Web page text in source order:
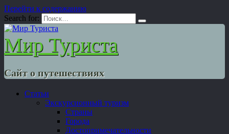
Перейти к содержанию
Search for:
Мир Туриста
Сайт о путешествиях
Статьи
Экскурсионный туризм
Страны
Города
Достопримечательности